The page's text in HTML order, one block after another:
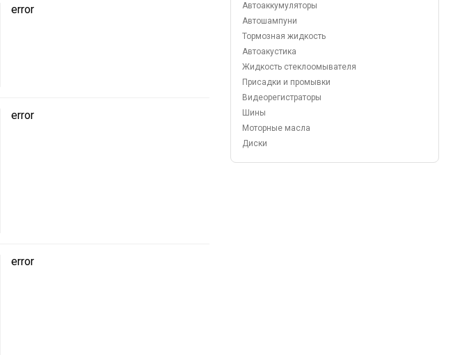
error
error
error
Автоаккумуляторы
Автошампуни
Тормозная жидкость
Автоакустика
Жидкость стеклоомывателя
Присадки и промывки
Видеорегистраторы
Шины
Моторные масла
Диски